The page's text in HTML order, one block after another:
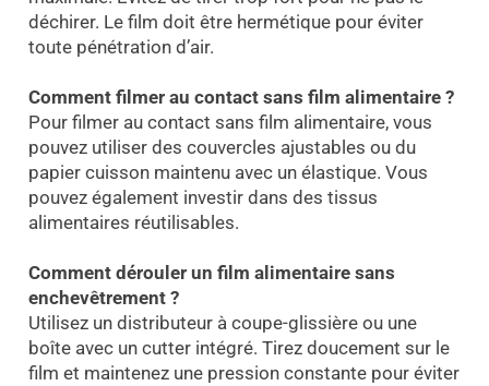
déchirer. Le film doit être hermétique pour éviter
toute pénétration d’air.
Comment filmer au contact sans film alimentaire ?
Pour filmer au contact sans film alimentaire, vous
pouvez utiliser des couvercles ajustables ou du
papier cuisson maintenu avec un élastique. Vous
pouvez également investir dans des tissus
alimentaires réutilisables.
Comment dérouler un film alimentaire sans
enchevêtrement ?
Utilisez un distributeur à coupe-glissière ou une
boîte avec un cutter intégré. Tirez doucement sur le
film et maintenez une pression constante pour éviter